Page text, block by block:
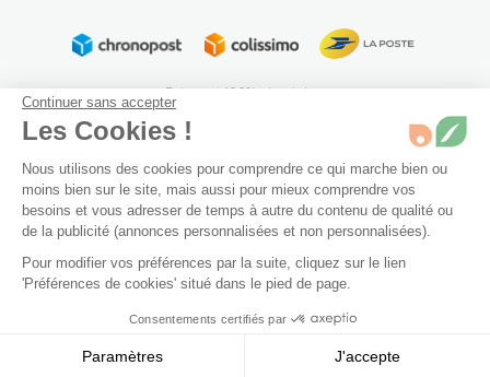
20 ml Non disponible
Ajouter au panier 8,80 €
Paiement 100% sécurisé
Plan du site Mentions légales Conditions générales de vente
Archives Accessibilité: partiellement conforme (94%)
Préférences de cookies
© 2026 Bivea. Tous les droits sont réservés
Continuer sans accepter
Les Cookies !
Nous utilisons des cookies pour comprendre ce qui marche bien ou
moins bien sur le site, mais aussi pour mieux comprendre vos
besoins et vous adresser de temps à autre du contenu de qualité ou
de la publicité (annonces personnalisées et non personnalisées).
Pour modifier vos préférences par la suite, cliquez sur le lien
'Préférences de cookies' situé dans le pied de page.
Consentements certifiés par
Paramètres J'accepte